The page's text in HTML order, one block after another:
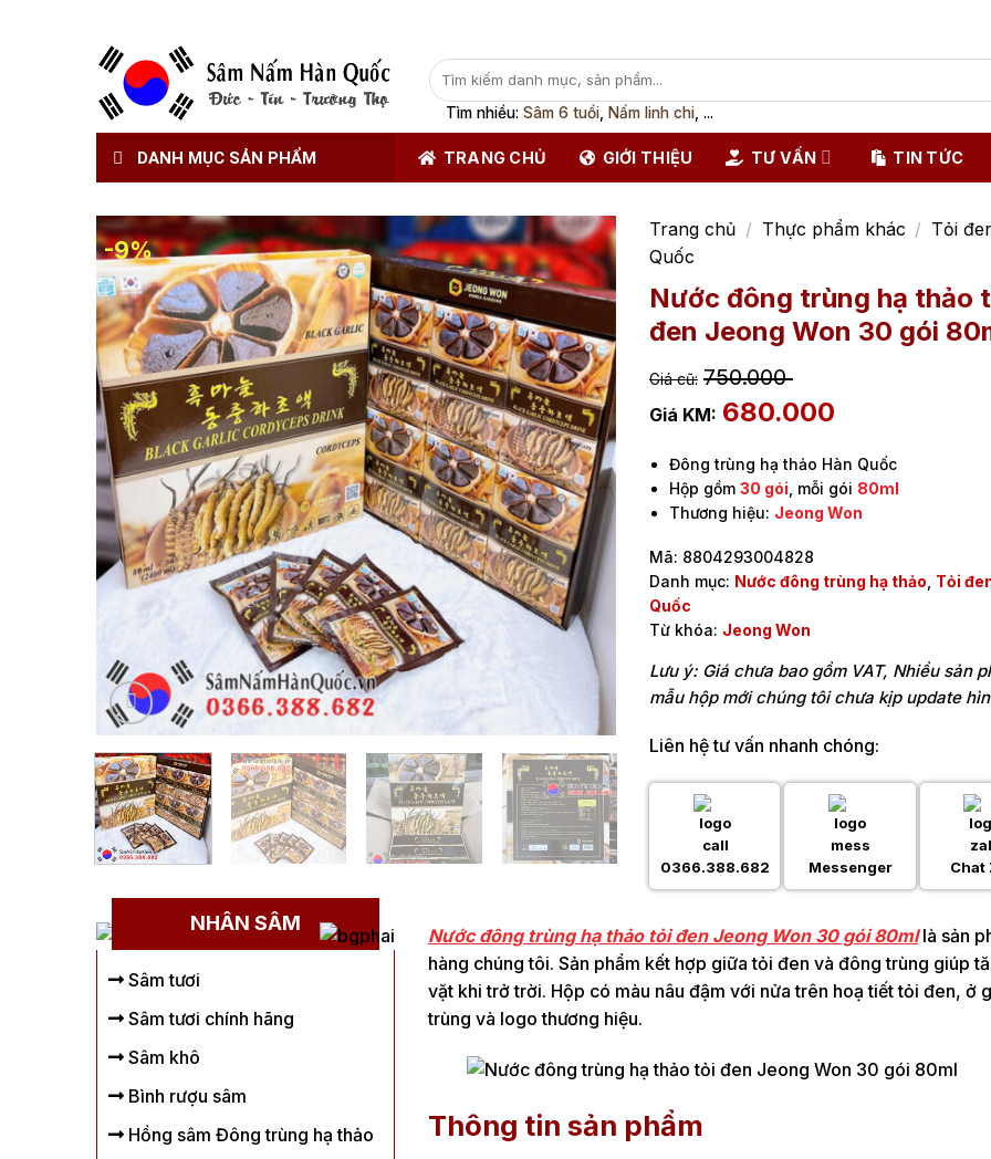
Tìm
kiếm:
Tìm nhiều: Sâm 6 tuổi Nấm linh chi , ...
DANH MỤC SẢN PHẨM TRANG CHỦ GIỚI THIỆU TƯ VẤN TIN TỨC
-9%
Trang chủ / Thực phẩm khác / Tỏi
Quốc
Nước đông trùng hạ thảo
đen Jeong Won 30 gói
750.000
680.000
Đông trùng hạ thảo Hàn Quốc
Hộp gồm30 gói , mỗi gói 80ml
Thương hiệu: Jeong Won
Mã: 8804293004828
Danh mục: Nước đông trùng hạ thảo Tỏi
Quốc
Từ khóa: Jeong Won
Lưu ý: Giá chưa bao gồm VAT, Nhiều sản
mẫu hộp mới chúng tôi chưa kịp update
Liên hệ tư vấn nhanh chóng:
0366.388.682 Messenger Chat
NHÂN SÂM
Sâm tươi
Sâm tươi chính hãng
Sâm khô
Bình rượu sâm
Hồng sâm Đông trùng hạ thảo
Nước đông trùng hạ thảo tỏi đen Jeong Won 30 gói 80mllà sản
hàng chúng tôi. Sản phẩm kết hợp giữa tỏi đen và đông trùng giúp
vặt khi trở trời. Hộp có màu nâu đậm với nửa trên hoạ tiết tỏi đen, ở
trùng và logo thương hiệu.
Thông tin sản phẩm